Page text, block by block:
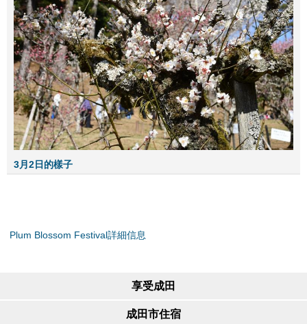
3月2日的樣子
Plum Blossom Festival詳細信息
享受成田
成田市住宿